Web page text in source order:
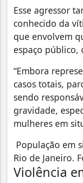
Esse agressor
conhecido da
que envolvem
espaço
“Embora
casos totais,
sendo
gravidade,
mulheres em
População em
Rio de Janeiro.
Violência